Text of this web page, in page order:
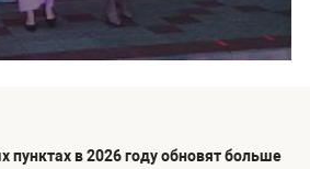
пунктах в 2026 году обновят больше